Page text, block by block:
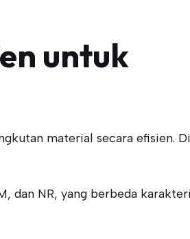
untuk
material secara efisien. Di
dan NR, yang berbeda